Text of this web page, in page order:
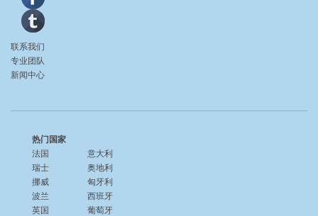
联系我们
专业团队
新闻中心
热门国家
法国
瑞士
挪威
波兰
英国
意大利
奥地利
匈牙利
西班牙
葡萄牙